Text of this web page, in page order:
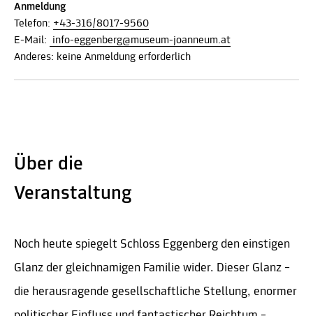
Anmeldung
Telefon: +43-316/8017-9560
E-Mail:
info-eggenberg@museum-joanneum.at
Anderes: keine Anmeldung erforderlich
Über die
Veranstaltung
Noch heute spiegelt Schloss Eggenberg den einstigen
Glanz der gleichnamigen Familie wider. Dieser Glanz –
die herausragende gesellschaftliche Stellung, enormer